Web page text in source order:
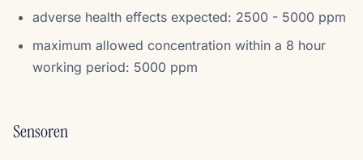
adverse health effects expected: 2500 - 5000 ppm
maximum allowed concentration within a 8 hour
working period: 5000 ppm
Sensoren